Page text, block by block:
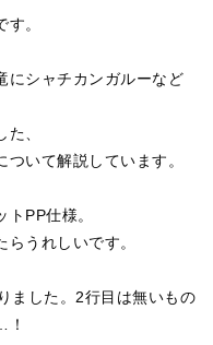
。
にシャチカンガルーなど
、
いて解説しています。
PP仕様。
うれしいです。
ました。2行目は無いもの
！